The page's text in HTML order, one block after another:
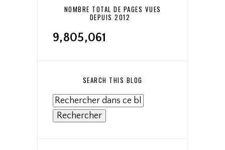
NOMBRE TOTAL DE PAGES VUES
DEPUIS 2012
9,805,061
SEARCH THIS BLOG